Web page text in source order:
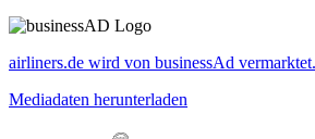
airliners.de wird von businessAd vermarktet.
Mediadaten herunterladen